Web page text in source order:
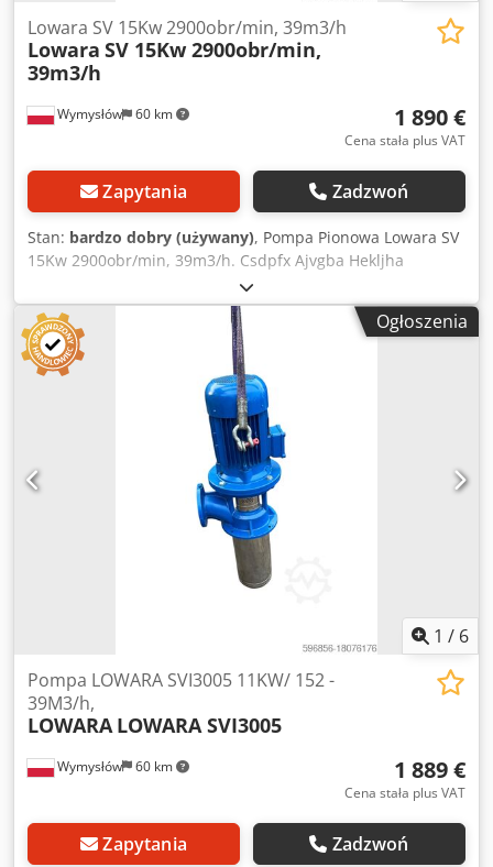
Wymysłów 60 km
Lowara SV 15Kw 2900obr/min, 39m3/h
Lowara SV 15Kw 2900obr/min,
39m3/h
1 890 €
Cena stała plus VAT
Zapytania Zadzwoń
Stan: bardzo dobry (używany), Pompa Pionowa Lowara SV
15Kw 2900obr/min, 39m3/h. Csdpfx Ajvgba Hekljha
Ogłoszenia
1 / 6
Wymysłów 60 km
Pompa LOWARA SVI3005 11KW/ 152 -
39M3/h,
LOWARA LOWARA SVI3005
1 889 €
Cena stała plus VAT
Zapytania Zadzwoń